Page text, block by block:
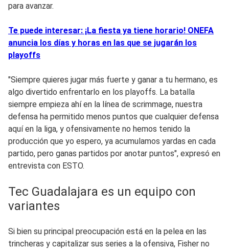
para avanzar.
Te puede interesar: ¡La fiesta ya tiene horario! ONEFA
anuncia los días y horas en las que se jugarán los
playoffs
"Siempre quieres jugar más fuerte y ganar a tu hermano, es
algo divertido enfrentarlo en los playoffs. La batalla
siempre empieza ahí en la línea de scrimmage, nuestra
defensa ha permitido menos puntos que cualquier defensa
aquí en la liga, y ofensivamente no hemos tenido la
producción que yo espero, ya acumulamos yardas en cada
partido, pero ganas partidos por anotar puntos", expresó en
entrevista con ESTO.
Tec Guadalajara es un equipo con
variantes
Si bien su principal preocupación está en la pelea en las
trincheras y capitalizar sus series a la ofensiva, Fisher no